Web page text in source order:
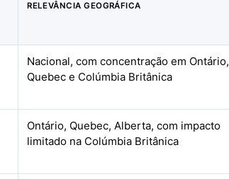
RELEVÂNCIA GEOGRÁFICA
Nacional, com concentração em Ontário,
Quebec e Colúmbia Britânica
Ontário, Quebec, Alberta, com impacto
limitado na Colúmbia Britânica